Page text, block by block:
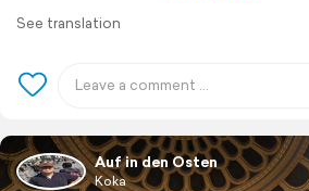
See translation
Auf in den Osten
Koka